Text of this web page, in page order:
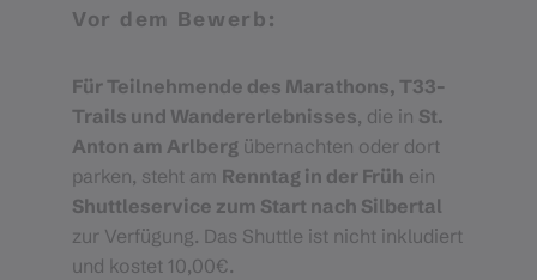
Vor dem Bewerb:
Für Teilnehmende des Marathons, T33-
Trails und Wandererlebnisses, die in St.
Anton am Arlberg übernachten oder dort
parken, steht am Renntag in der Früh ein
Shuttleservice zum Start nach Silbertal
zur Verfügung. Das Shuttle ist nicht inkludiert
und kostet 10,00€.